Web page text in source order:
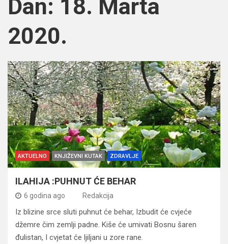
Dan: 18. Marta
2020.
AKTUELNO KNJIŽEVNI KUTAK ZDRAVLJE
ILAHIJA :PUHNUT ĆE BEHAR
6 godina ago Redakcija
Iz blizine srce sluti puhnut će behar, Izbudit će cvjeće
džemre čim zemlji padne. Kiše će umivati Bosnu šaren
đulistan, I cvjetat će ljiljani u zore rane.